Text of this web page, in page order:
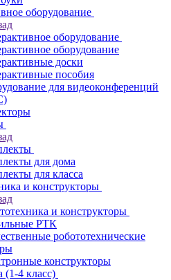
оборудование
оборудование
оборудование
доски
пособия
для видеоконференций
для дома
для класса
и конструкторы
и конструкторы
РТК
робототехнические
конструкторы
(1-4 класс)